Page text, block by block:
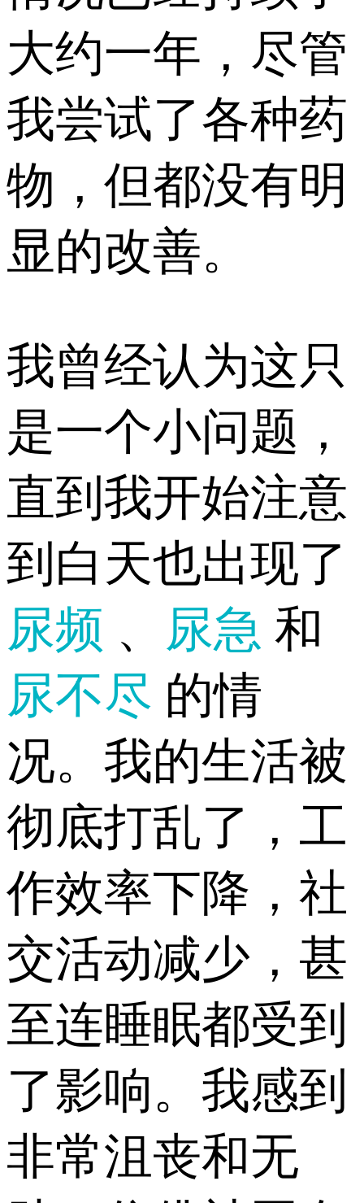
大约一年，尽管
我尝试了各种药
物，但都没有明
显的改善。
我曾经认为这只
是一个小问题，
直到我开始注意
到白天也出现了
尿频 、 尿急 和
尿不尽 的情
况。我的生活被
彻底打乱了，工
作效率下降，社
交活动减少，甚
至连睡眠都受到
了影响。我感到
非常沮丧和无